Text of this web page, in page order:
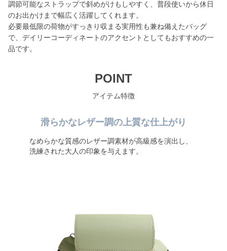
調節可能なストラップで斜めがけもしやすく、普段使いから休日
のお出かけまで幅広く活躍してくれます。
必要最低限の荷物がすっきり収まる実用性も兼ね備えたバッグ
で、デイリーコーディネートのアクセントとしてもおすすめの一
品です。
POINT
アイテム特徴
滑らかなレザー調の上質な仕上がり
なめらかな質感のレザー調素材が高級感を演出し、
洗練された大人の印象を与えます。